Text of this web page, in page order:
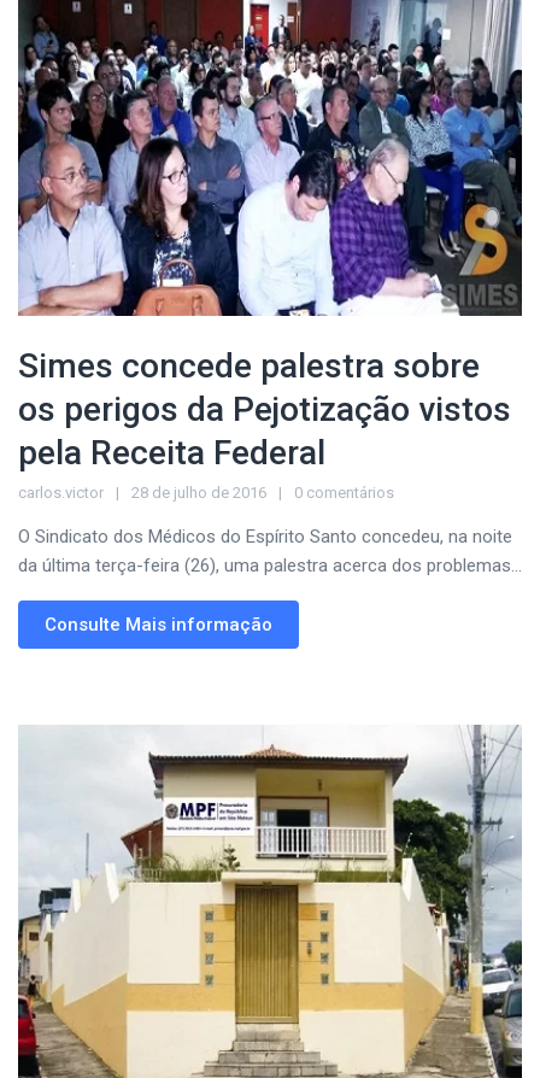
Simes concede palestra sobre
os perigos da Pejotização vistos
pela Receita Federal
carlos.victor 28 de julho de 2016 0 comentários
O Sindicato dos Médicos do Espírito Santo concedeu, na noite
da última terça-feira (26), uma palestra acerca dos problemas...
Consulte Mais informação